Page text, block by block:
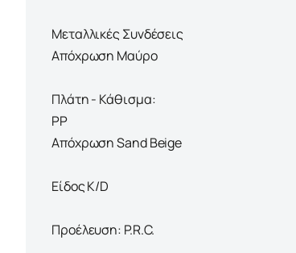
Μεταλλικές Συνδέσεις
Απόχρωση Μαύρο
Πλάτη - Κάθισμα:
PP
Απόχρωση Sand Beige
Είδος K/D
Προέλευση: P.R.C.